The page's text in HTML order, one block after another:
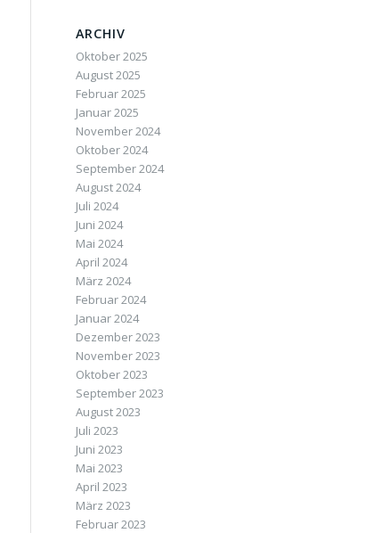
ARCHIV
Oktober 2025
August 2025
Februar 2025
Januar 2025
November 2024
Oktober 2024
September 2024
August 2024
Juli 2024
Juni 2024
Mai 2024
April 2024
März 2024
Februar 2024
Januar 2024
Dezember 2023
November 2023
Oktober 2023
September 2023
August 2023
Juli 2023
Juni 2023
Mai 2023
April 2023
März 2023
Februar 2023